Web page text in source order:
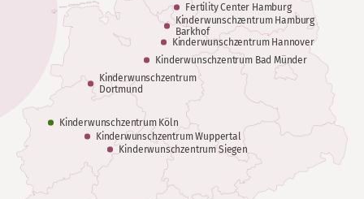
Fertility Center Hamburg
Kinderwunschzentrum Hamburg
Barkhof
Kinderwunschzentrum Hannover
Kinderwunschzentrum
Dortmund
Kinderwunschzentrum Köln
Kinderwunschzentrum Bad Münder
Kinderwunschzentrum Siegen
Kinderwunschzentrum Wuppertal